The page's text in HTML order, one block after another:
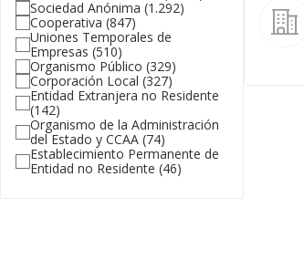
Sociedad Anónima (1.292)
Cooperativa (847)
Uniones Temporales de
Empresas (510)
Organismo Público (329)
Corporación Local (327)
Entidad Extranjera no Residente
(142)
Organismo de la Administración
del Estado y CCAA (74)
Establecimiento Permanente de
Entidad no Residente (46)